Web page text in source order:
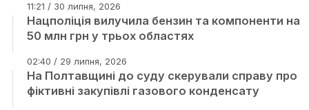
11:21 / 30 липня, 2026
Нацполіція вилучила бензин та компоненти на
50 млн грн у трьох областях
02:40 / 29 липня, 2026
На Полтавщині до суду скерували справу про
фіктивні закупівлі газового конденсату